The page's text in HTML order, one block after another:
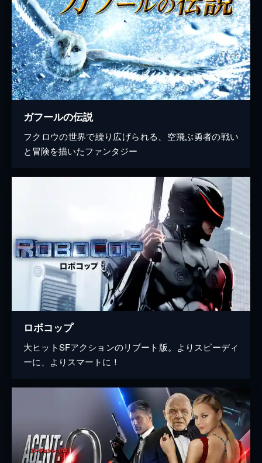
ガフールの伝説
フクロウの世界で繰り広げられる、空飛ぶ勇者の戦い
と冒険を描いたファンタジー
ロボコップ
大ヒットSFアクションのリブート版。よりスピーディ
ーに、よりスマートに！